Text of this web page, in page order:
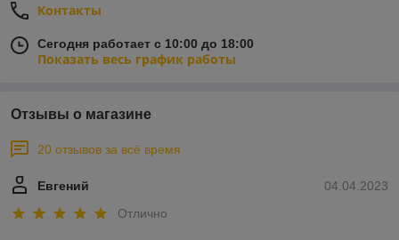
Контакты
Сегодня работает с 10:00 до 18:00
Показать весь график работы
Отзывы о магазине
20 отзывов за всё время
04.04.2023
Евгений
Отлично